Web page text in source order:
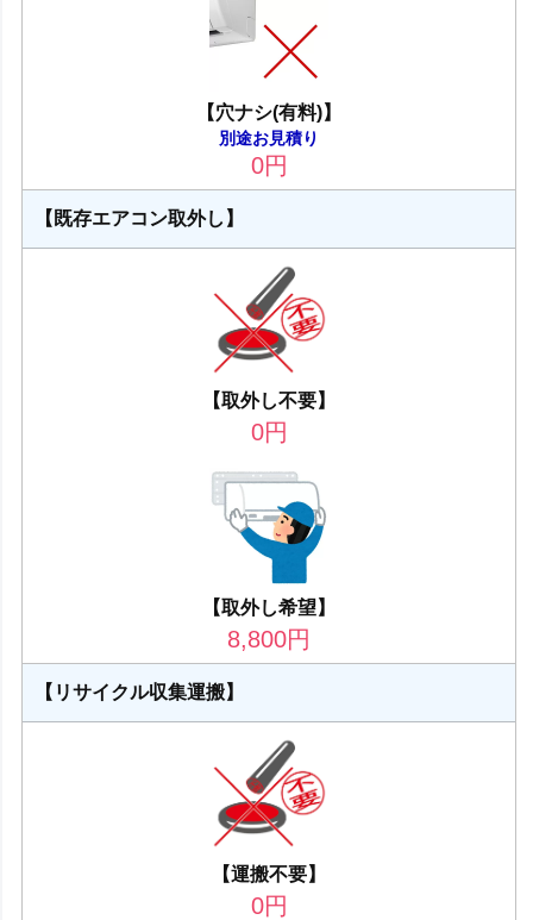
【穴ナシ(有料)】
別途お見積り
0円
【既存エアコン取外し】
【取外し不要】
0円
【取外し希望】
8,800円
【リサイクル収集運搬】
【運搬不要】
0円